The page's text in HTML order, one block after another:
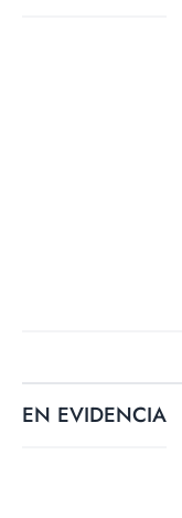
EN EVIDENCIA